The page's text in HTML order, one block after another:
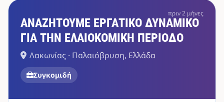
πριν 2 μήνες
ΑΝΑΖΗΤΟΥΜΕ ΕΡΓΑΤΙΚΟ ΔΥΝΑΜΙΚΟ
ΓΙΑ ΤΗΝ ΕΛΑΙΟΚΟΜΙΚΗ ΠΕΡΙΟΔΟ
Λακωνίας · Παλαιόβρυση, Ελλάδα
Συγκομιδή